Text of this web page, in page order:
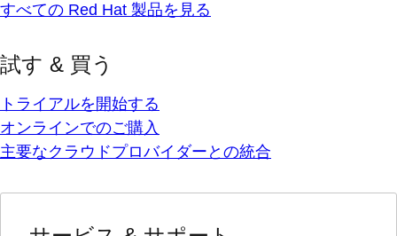
すべての Red Hat 製品を見る
試す & 買う
トライアルを開始する
オンラインでのご購入
主要なクラウドプロバイダーとの統合